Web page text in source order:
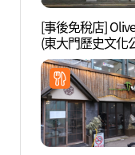
[事後免稅店]
(東大門歷史文化
店)(올리브영 동
문화공원역점)